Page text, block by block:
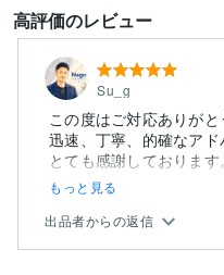
高評価のレビュー
Su_g
この度はご対応ありがと
迅速、丁寧、的確なアド
とても感謝しております。
もっと見る
出品者からの返信